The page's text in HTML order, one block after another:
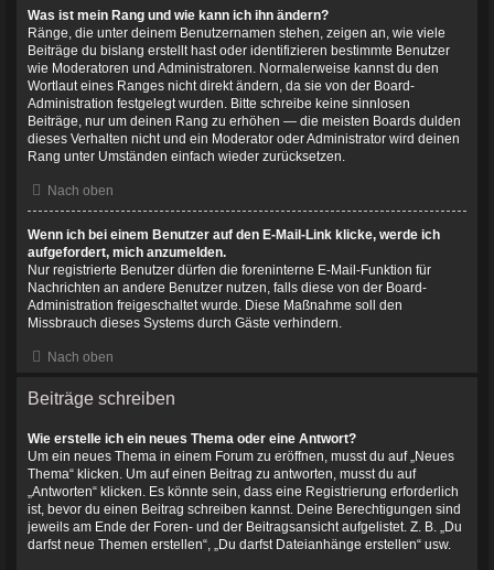
Was ist mein Rang und wie kann ich ihn ändern?
Ränge, die unter deinem Benutzernamen stehen, zeigen an, wie viele
Beiträge du bislang erstellt hast oder identifizieren bestimmte Benutzer
wie Moderatoren und Administratoren. Normalerweise kannst du den
Wortlaut eines Ranges nicht direkt ändern, da sie von der Board-
Administration festgelegt wurden. Bitte schreibe keine sinnlosen
Beiträge, nur um deinen Rang zu erhöhen — die meisten Boards dulden
dieses Verhalten nicht und ein Moderator oder Administrator wird deinen
Rang unter Umständen einfach wieder zurücksetzen.
Nach oben
Wenn ich bei einem Benutzer auf den E-Mail-Link klicke, werde ich
aufgefordert, mich anzumelden.
Nur registrierte Benutzer dürfen die foreninterne E-Mail-Funktion für
Nachrichten an andere Benutzer nutzen, falls diese von der Board-
Administration freigeschaltet wurde. Diese Maßnahme soll den
Missbrauch dieses Systems durch Gäste verhindern.
Nach oben
Beiträge schreiben
Wie erstelle ich ein neues Thema oder eine Antwort?
Um ein neues Thema in einem Forum zu eröffnen, musst du auf „Neues
Thema“ klicken. Um auf einen Beitrag zu antworten, musst du auf
„Antworten“ klicken. Es könnte sein, dass eine Registrierung erforderlich
ist, bevor du einen Beitrag schreiben kannst. Deine Berechtigungen sind
jeweils am Ende der Foren- und der Beitragsansicht aufgelistet. Z. B. „Du
darfst neue Themen erstellen“, „Du darfst Dateianhänge erstellen“ usw.